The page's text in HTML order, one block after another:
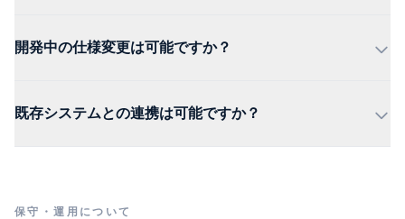
開発中の仕様変更は可能ですか？
既存システムとの連携は可能ですか？
保守・運用について